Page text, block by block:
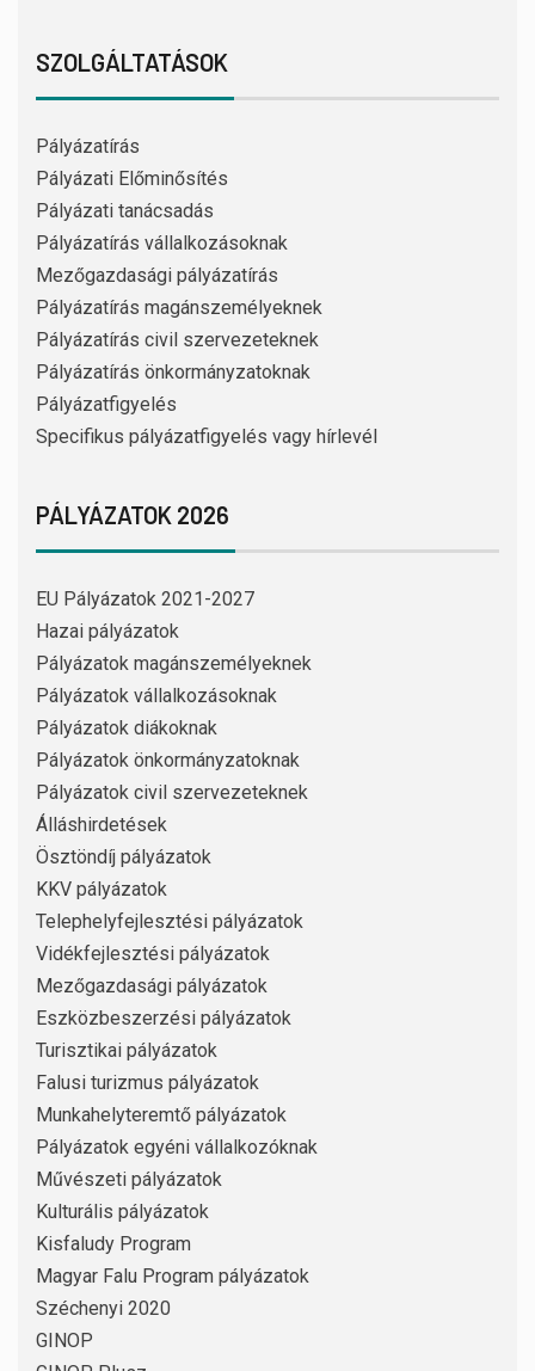
SZOLGÁLTATÁSOK
Pályázatírás
Pályázati Előminősítés
Pályázati tanácsadás
Pályázatírás vállalkozásoknak
Mezőgazdasági pályázatírás
Pályázatírás magánszemélyeknek
Pályázatírás civil szervezeteknek
Pályázatírás önkormányzatoknak
Pályázatfigyelés
Specifikus pályázatfigyelés vagy hírlevél
PÁLYÁZATOK 2026
EU Pályázatok 2021-2027
Hazai pályázatok
Pályázatok magánszemélyeknek
Pályázatok vállalkozásoknak
Pályázatok diákoknak
Pályázatok önkormányzatoknak
Pályázatok civil szervezeteknek
Álláshirdetések
Ösztöndíj pályázatok
KKV pályázatok
Telephelyfejlesztési pályázatok
Vidékfejlesztési pályázatok
Mezőgazdasági pályázatok
Eszközbeszerzési pályázatok
Turisztikai pályázatok
Falusi turizmus pályázatok
Munkahelyteremtő pályázatok
Pályázatok egyéni vállalkozóknak
Művészeti pályázatok
Kulturális pályázatok
Kisfaludy Program
Magyar Falu Program pályázatok
Széchenyi 2020
GINOP